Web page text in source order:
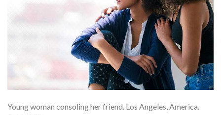
Young woman consoling her friend. Los Angeles, America.